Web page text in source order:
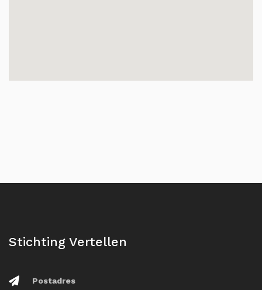
Stichting Vertellen
Postadres